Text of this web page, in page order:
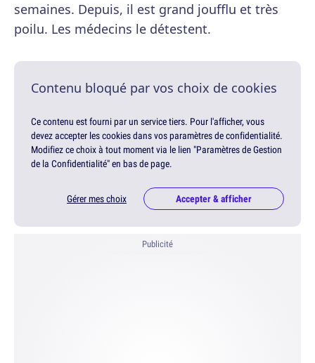
semaines. Depuis, il est grand joufflu et très
poilu. Les médecins le détestent.
Contenu bloqué par vos choix de cookies
Ce contenu est fourni par un service tiers. Pour l'afficher, vous
devez accepter les cookies dans vos paramètres de confidentialité.
Modifiez ce choix à tout moment via le lien "Paramètres de Gestion
de la Confidentialité" en bas de page.
Gérer mes choix Accepter & afficher
Publicité